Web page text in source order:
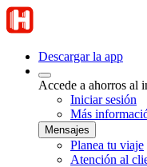
Descargar la app
Accede a ahorros al
Iniciar sesión
Más
Mensajes
Planea tu viaje
Atención al